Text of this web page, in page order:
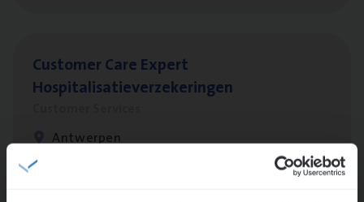
Cus­to­mer Care Expert
Hospitalisatieverzekeringen
Antwerpen